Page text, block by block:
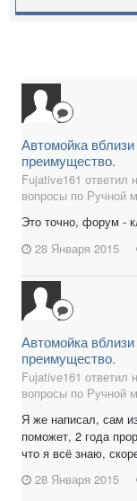
Автомойка
преимущество.
Fujative161 ответил
вопросы по Ручной
Это точно, форум -
28 Января 2015
Автомойка
преимущество.
Fujative161 ответил
вопросы по Ручной
Я же написал, сам
поможет, 2 года
что я всё знаю,
28 Января 2015